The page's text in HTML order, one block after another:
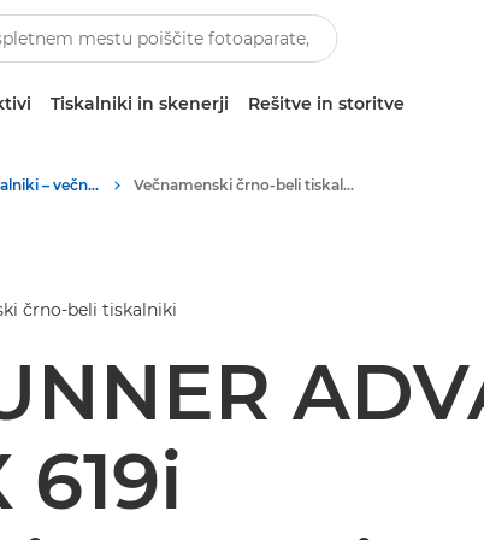
Tiskalniki in skenerji Rešitve in storitve
Večfunkcijski tiskalniki – večnamenski tiskalniki Večnamenski črno-beli tiskalniki
črno-beli tiskalniki
619i